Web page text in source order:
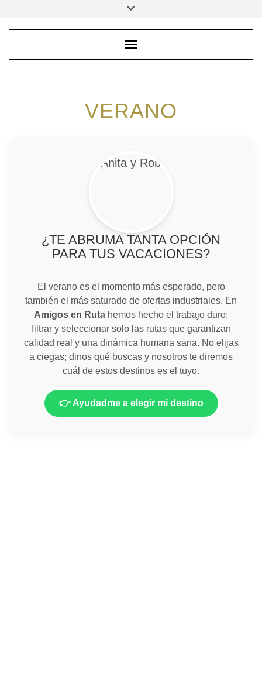
cabecera
Cambiar modo de
VERANO
¿TE ABRUMA TANTA OPCIÓN
PARA TUS VACACIONES?
El verano es el momento más esperado, pero
también el más saturado de ofertas industriales. En
Amigos en Ruta hemos hecho el trabajo duro:
filtrar y seleccionar solo las rutas que garantizan
calidad real y una dinámica humana sana. No elijas
a ciegas; dinos qué buscas y nosotros te diremos
cuál de estos destinos es el tuyo.
👉 Ayudadme a elegir mi destino